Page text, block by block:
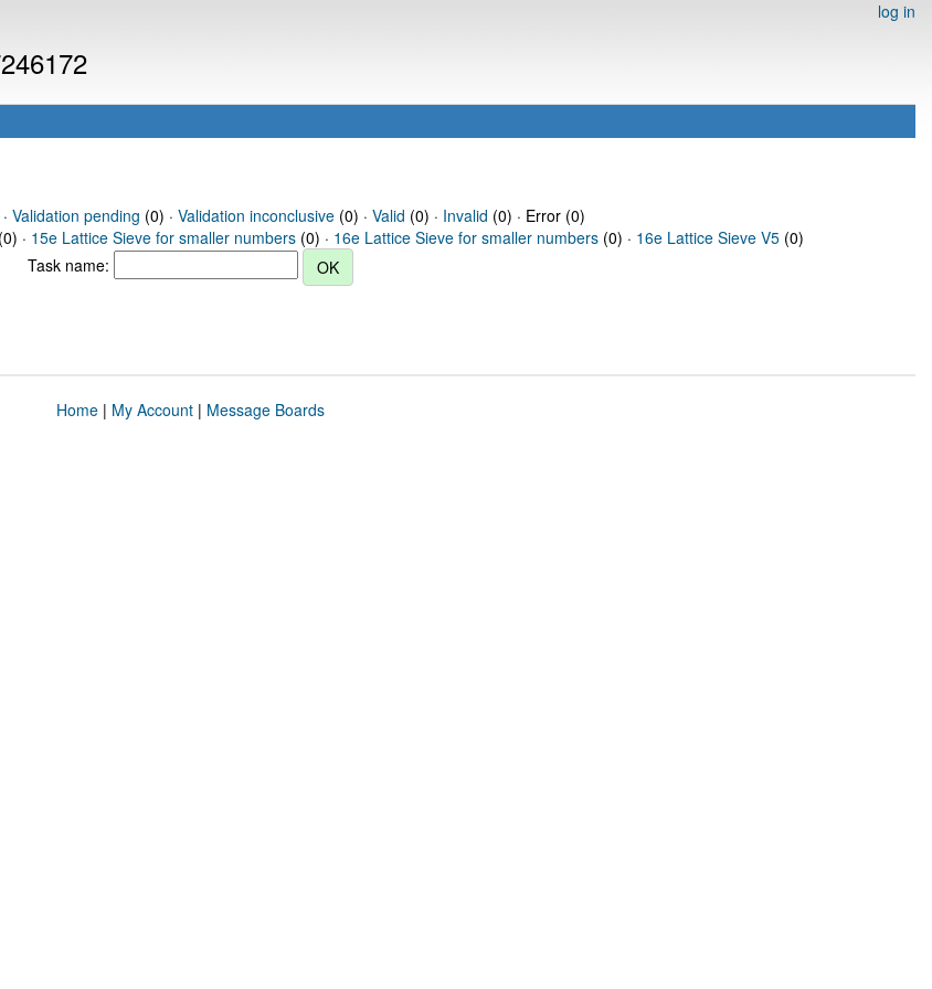
log in
Validation pending (0) · Validation inconclusive(0) · Valid (0) · Invalid (0) · Error (0)
(0) · 15e Lattice Sieve for smaller numbers (0) · 16e Lattice Sieve for smaller numbers (0) · 16e Lattice Sieve V5 (0)
Task name:
Home| My Account| Message Boards